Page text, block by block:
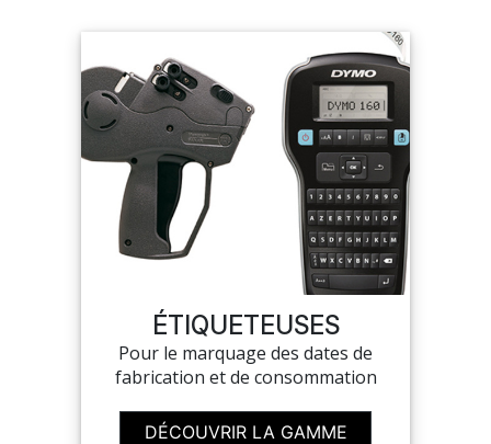
ÉTIQUETEUSES
Pour le marquage des dates de
fabrication et de consommation
DÉCOUVRIR LA GAMME